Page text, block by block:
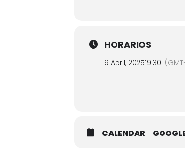
HORARIOS
9 Abril, 202519:30
CALENDAR